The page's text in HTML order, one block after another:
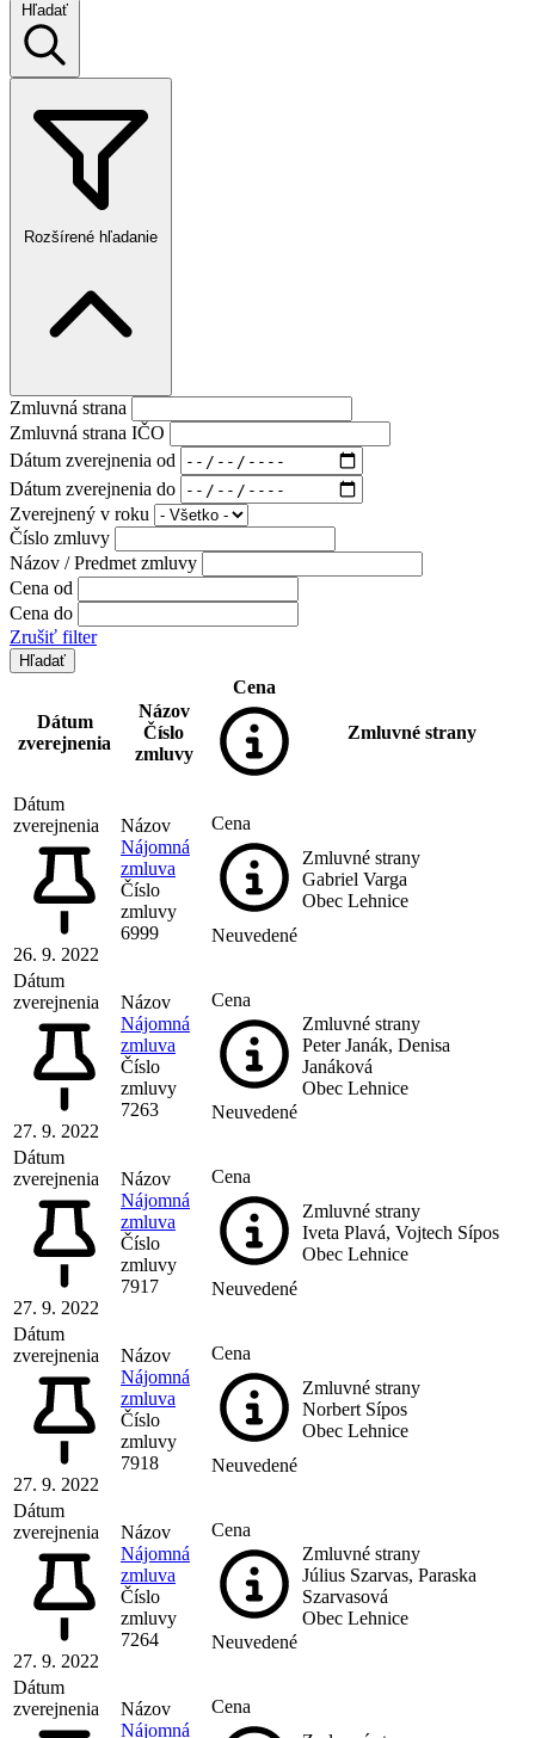
Hľadať
Rozšírené hľadanie
Zmluvná strana
Zmluvná strana IČO
Dátum zverejnenia od
Dátum zverejnenia do
Zverejnený v roku
Číslo zmluvy
Názov / Predmet zmluvy
Cena od
Cena do
Zrušiť filter
Dátum
zverejnenia
Názov
Číslo
zmluvy
Cena
Zmluvné strany
Dátum
zverejnenia
26. 9. 2022
Názov
Nájomná
zmluva
Číslo
zmluvy
6999
Cena
Neuvedené
Zmluvné strany
Gabriel Varga
Obec Lehnice
Dátum
zverejnenia
27. 9. 2022
Názov
Nájomná
zmluva
Číslo
zmluvy
7263
Cena
Neuvedené
Zmluvné strany
Peter Janák, Denisa
Janáková
Obec Lehnice
Dátum
zverejnenia
27. 9. 2022
Názov
Nájomná
zmluva
Číslo
zmluvy
7917
Cena
Neuvedené
Zmluvné strany
Iveta Plavá, Vojtech Sípos
Obec Lehnice
Dátum
zverejnenia
27. 9. 2022
Názov
Nájomná
zmluva
Číslo
zmluvy
7918
Cena
Neuvedené
Zmluvné strany
Norbert Sípos
Obec Lehnice
Dátum
zverejnenia
27. 9. 2022
Názov
Nájomná
zmluva
Číslo
zmluvy
7264
Cena
Neuvedené
Zmluvné strany
Július Szarvas, Paraska
Szarvasová
Obec Lehnice
Dátum
zverejnenia
Názov
Nájomná
Cena